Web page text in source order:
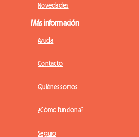
Novedades
Más información
Ayuda
Contacto
Quiénes somos
¿Cómo funciona?
Seguro